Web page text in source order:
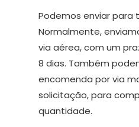
Podemos enviar para
Normalmente,
via aérea, com um
8 dias. Também
encomenda por via
solicitação, para
quantidade.